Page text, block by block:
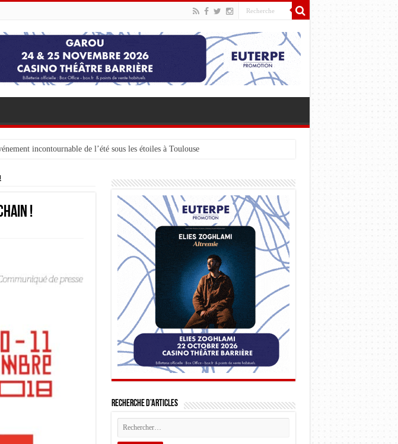
incontournable de l’été sous les étoiles à Toulouse
!
Recherche d’articles